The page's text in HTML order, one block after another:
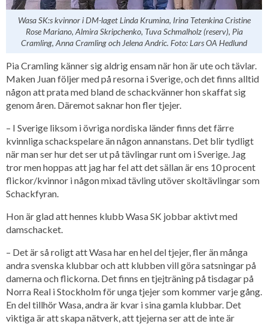
Wasa SK:s kvinnor i DM-laget Linda Krumina, Irina Tetenkina Cristine
Rose Mariano, Almira Skripchenko, Tuva Schmalholz (reserv), Pia
Cramling, Anna Cramling och Jelena Andric. Foto: Lars OA Hedlund
Pia Cramling känner sig aldrig ensam när hon är ute och tävlar.
Maken Juan följer med på resorna i Sverige, och det finns alltid
någon att prata med bland de schackvänner hon skaffat sig
genom åren. Däremot saknar hon fler tjejer.
– I Sverige liksom i övriga nordiska länder finns det färre
kvinnliga schackspelare än någon annanstans. Det blir tydligt
när man ser hur det ser ut på tävlingar runt om i Sverige. Jag
tror men hoppas att jag har fel att det sällan är ens 10 procent
flickor/kvinnor i någon mixad tävling utöver skoltävlingar som
Schackfyran.
Hon är glad att hennes klubb Wasa SK jobbar aktivt med
damschacket.
– Det är så roligt att Wasa har en hel del tjejer, fler än många
andra svenska klubbar och att klubben vill göra satsningar på
damerna och flickorna. Det finns en tjejträning på tisdagar på
Norra Real i Stockholm för unga tjejer som kommer varje gång.
En del tillhör Wasa, andra är kvar i sina gamla klubbar. Det
viktiga är att skapa nätverk, att tjejerna ser att de inte är